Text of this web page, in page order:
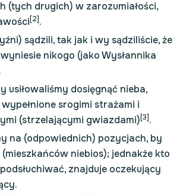
(tych drugich) w zarozumiałości,
[2].
sądzili, tak jak i wy sądziliście, że
nikogo (jako Wysłannika
usiłowaliśmy dosięgnąć nieba,
srogimi strażami i
(strzelającymi gwiazdami)[3].
na (odpowiednich) pozycjach, by
(mieszkańców niebios); jednakże kto
znajduje oczekujący